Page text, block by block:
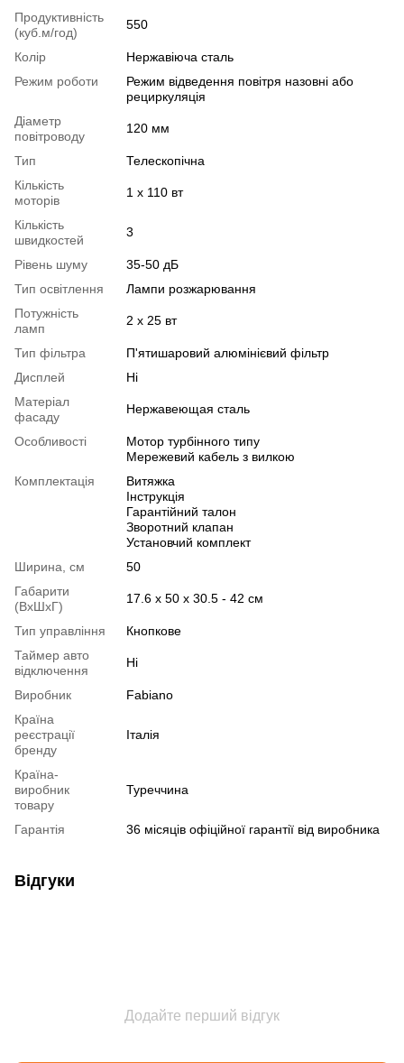
Продуктивність
(куб.м/год)
550
Колір
Нержавіюча сталь
Режим роботи
Режим відведення повітря назовні або
рециркуляція
Діаметр
повітроводу
120 мм
Тип
Телескопічна
Кількість
моторів
1 x 110 вт
Кількість
швидкостей
3
Рівень шуму
35-50 дБ
Тип освітлення
Лампи розжарювання
Потужність
ламп
2 х 25 вт
Тип фільтра
П'ятишаровий алюмінієвий фільтр
Дисплей
Ні
Матеріал
фасаду
Нержавеющая сталь
Особливості
Мотор турбінного типу
Мережевий кабель з вилкою
Комплектація
Витяжка
Інструкція
Гарантійний талон
Зворотний клапан
Установчий комплект
Ширина, см
50
Габарити
(ВхШхГ)
17.6 х 50 х 30.5 - 42 см
Тип управління
Кнопкове
Таймер авто
відключення
Ні
Виробник
Fabiano
Країна
реєстрації
бренду
Італія
Країна-
виробник
товару
Туреччина
Гарантія 36 місяців офіційної гарантії від виробника
Відгуки
Додайте перший відгук